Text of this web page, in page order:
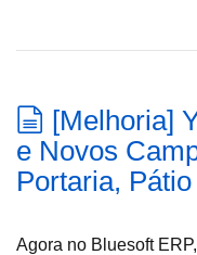
[Melhoria]
e Novos
Portaria,
Agora no Bluesoft